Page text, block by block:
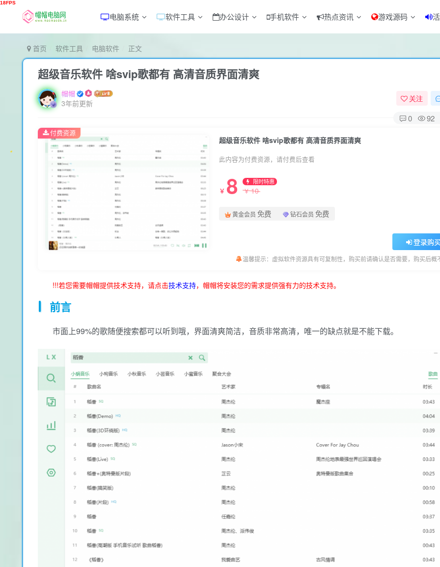
电脑系统 软件工具 办公设计 手机软件 热点资讯 游戏源码
首页 软件工具 电脑软件 正文
超级音乐软件 啥svip歌都有 高清音质界面清爽
帽帽
3年前更新
关注
0 92
超级音乐软件 啥svip歌都有 高清音质界面清爽
此内容为付费资源，请付费后查看
￥ 8 限时特惠
￥10
黄金会员 免费 钻石会员 免费
登录购
温馨提示：虚拟软件资源具有可复制性，购买前请确认是否需要，购买后概
付费资源
!!!若您需要帽帽提供技术支持，请点击技术支持，帽帽将安装您的需求提供强有力的技术支持。
前言
市面上99%的歌随便搜索都可以听到哦，界面清爽简洁，音质非常高清，唯一的缺点就是不能下载。